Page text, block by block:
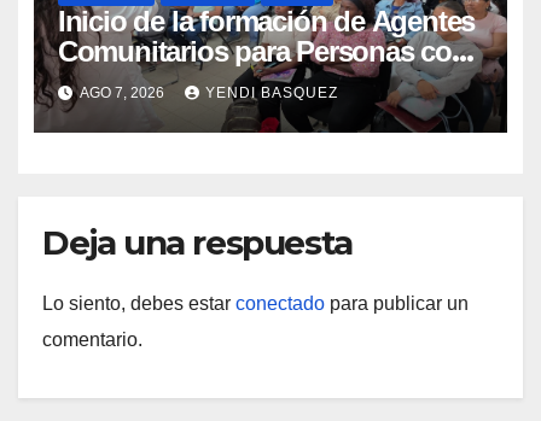
Inicio de la formación de Agentes
Comunitarios para Personas con
Discapacidad en el Centro de
Rehabilitación J.J. Arvelo
AGO 7, 2026 YENDI BASQUEZ
Deja una respuesta
Lo siento, debes estar conectado para publicar un
comentario.